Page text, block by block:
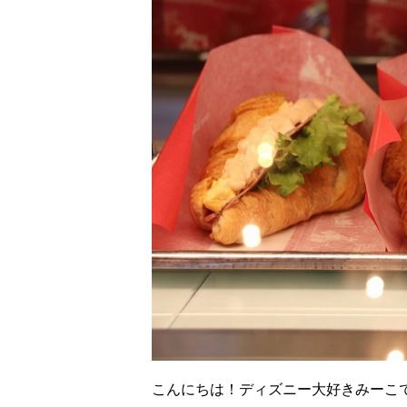
こんにちは！ディズニー大好きみー